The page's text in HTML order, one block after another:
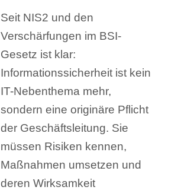
Seit NIS2 und den
Verschärfungen im BSI-
Gesetz ist klar:
Informationssicherheit ist kein
IT-Nebenthema mehr,
sondern eine originäre Pflicht
der Geschäftsleitung. Sie
müssen Risiken kennen,
Maßnahmen umsetzen und
deren Wirksamkeit